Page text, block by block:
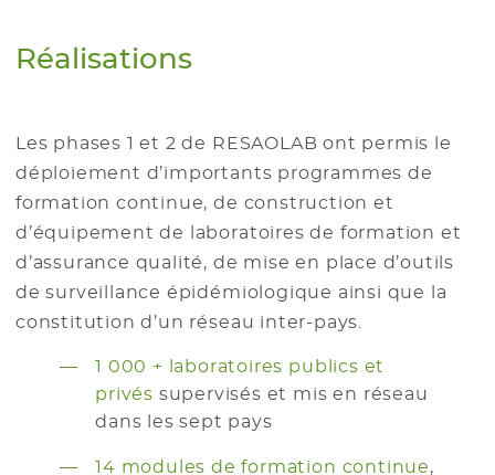
Réalisations
Les phases 1 et 2 de RESAOLAB ont permis le
déploiement d’importants programmes de
formation continue, de construction et
d’équipement de laboratoires de formation et
d’assurance qualité, de mise en place d’outils
de surveillance épidémiologique ainsi que la
constitution d’un réseau inter-pays.
1 000 + laboratoires publics et
privés supervisés et mis en réseau
dans les sept pays
14 modules de formation continue,